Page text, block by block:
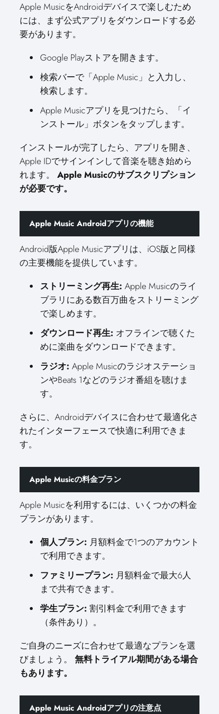
Apple MusicをAndroidデバイスで楽しむため
には、まず公式アプリをダウンロードする必
要があります。
Google Playストアを開きます。
検索バーで「Apple Music」と入力し、
検索します。
Apple Musicアプリを見つけたら、「イ
ンストール」ボタンをタップします。
インストールが完了したら、アプリを開き、
Apple IDでサインインして音楽を聴き始めら
れます。 Apple Musicのサブスクリプション
が必要です。
Apple Music Androidアプリの機能
Android版Apple Musicアプリは、iOS版と同様
の主要機能を提供しています。
ストリーミング再生: Apple Musicのライ
ブラリにある数百万曲をストリーミング
で楽しめます。
ダウンロード再生: オフラインで聴くた
めに楽曲をダウンロードできます。
ラジオ: Apple Musicのラジオステーショ
ンやBeats 1などのラジオ番組を聴けま
す。
さらに、Androidデバイスに合わせて最適化さ
れたインターフェースで快適に利用できま
す。
Apple Musicの料金プラン
Apple Musicを利用するには、いくつかの料金
プランがあります。
個人プラン: 月額料金で1つのアカウント
で利用できます。
ファミリープラン: 月額料金で最大6人
まで共有できます。
学生プラン: 割引料金で利用できます
（条件あり）。
ご自身のニーズに合わせて最適なプランを選
びましょう。 無料トライアル期間がある場合
もあります。
Apple Music Androidアプリの注意点